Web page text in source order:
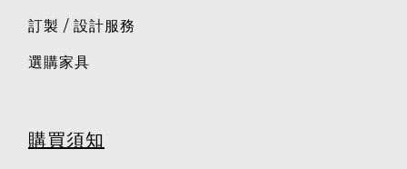
訂製 / 設計服務
選購家具
購買須知